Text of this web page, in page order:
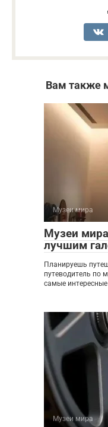
Вам также
Музеи мира
Музеи
лучшим
Планируешь
путеводитель по
самые интересные
Музеи мира